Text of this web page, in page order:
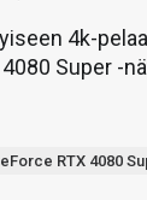
4k-
Super -
RTX 4080